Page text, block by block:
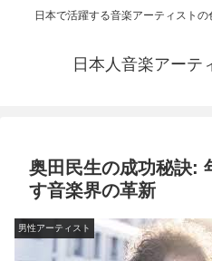
日本で活躍する音楽アーティスト
日本人音楽アーテ
奥田民生の成功秘訣:
す音楽界の革新
男性アーティスト